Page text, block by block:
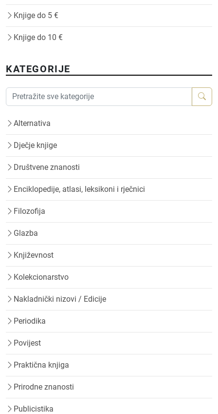
Knjige do 5 €
Knjige do 10 €
KATEGORIJE
Alternativa
Dječje knjige
Društvene znanosti
Enciklopedije, atlasi, leksikoni i rječnici
Filozofija
Glazba
Književnost
Kolekcionarstvo
Nakladnički nizovi / Edicije
Periodika
Povijest
Praktična knjiga
Prirodne znanosti
Publicistika